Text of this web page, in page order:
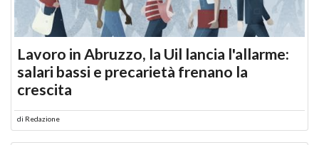
Lavoro in Abruzzo, la Uil lancia l'allarme:
salari bassi e precarietà frenano la
crescita
di Redazione